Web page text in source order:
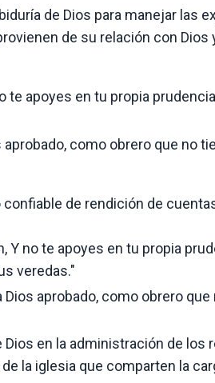
de Dios para manejar las
de su relación con Dios
te apoyes en tu propia
como obrero que no
confiable de rendición de
Y no te apoyes en tu propia
veredas."
aprobado, como obrero que
en la administración de los
la iglesia que comparten la